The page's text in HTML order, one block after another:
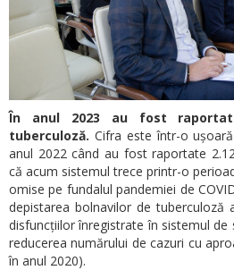
În anul 2023 au fost
tuberculoză. Cifra este într-o
anul 2022 când au fost raportate
că acum sistemul trece printr-o
omise pe fundalul pandemiei de
depistarea bolnavilor de
disfuncțiilor înregistrate în sistemul
reducerea numărului de cazuri cu
în anul 2020).